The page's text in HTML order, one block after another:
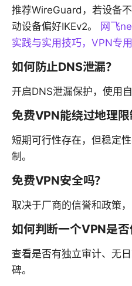
推荐WireGuard，若设备
动设备偏好IKEv2。 网飞
实践与实用技巧，VPN专
如何防止DNS泄漏？
开启DNS泄漏保护，使用
免费VPN能绕过地理限
短期可行性存在，但稳定
制。
免费VPN安全吗？
取决于厂商的信誉和政策，
如何判断一个VPN是否
查看是否有独立审计、无
碑。